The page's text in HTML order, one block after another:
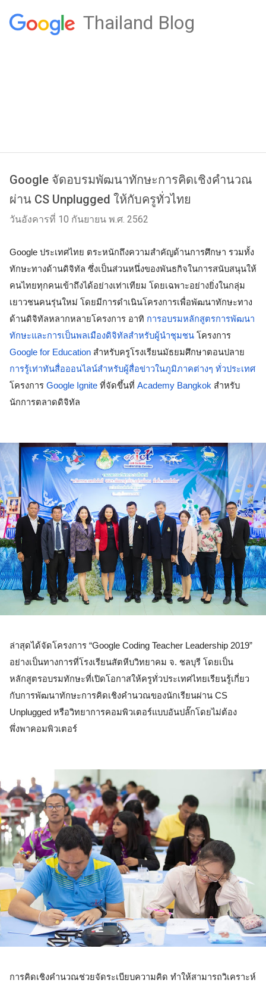
Thailand Blog
Google จัดอบรมพัฒนาทักษะการคิดเชิงคำนวณ
ผ่าน CS Unplugged ให้กับครูทั่วไทย
วันอังคารที่ 10 กันยายน พ.ศ. 2562
Google ประเทศไทย ตระหนักถึงความสำคัญด้านการศึกษา รวมทั้ง
ทักษะทางด้านดิจิทัล ซึ่งเป็นส่วนหนึ่งของพันธกิจในการสนับสนุนให้
คนไทยทุกคนเข้าถึงได้อย่างเท่าเทียม โดยเฉพาะอย่างยิ่งในกลุ่ม
เยาวชนคนรุ่นใหม่ โดยมีการดำเนินโครงการเพื่อพัฒนาทักษะทาง
ด้านดิจิทัลหลากหลายโครงการ อาทิ การอบรมหลักสูตรการพัฒนา
ทักษะและการเป็นพลเมืองดิจิทัลสำหรับผู้นำชุมชน
Google for Education
การรู้เท่าทันสื่อออนไลน์สำหรับผู้สื่อข่าวในภูมิภาคต่างๆ ทั่วประเทศ
โครงการ Google Ignite ที่จัดขึ้นที่ Academy Bangkok สำหรับ
นักการตลาดดิจิทัล
ล่าสุดได้จัดโครงการ “Google Coding Teacher Leadership 2019”
อย่างเป็นทางการที่โรงเรียนสัตหีบวิทยาคม จ. ชลบุรี โดยเป็น
หลักสูตรอบรมทักษะที่เปิดโอกาสให้ครูทั่วประเทศไทยเรียนรู้เกี่ยว
กับการพัฒนาทักษะการคิดเชิงคำนวณของนักเรียนผ่าน CS
Unplugged หรือวิทยาการคอมพิวเตอร์แบบอันปลั๊กโดยไม่ต้อง
พึ่งพาคอมพิวเตอร์
การคิดเชิงคำนวณช่วยจัดระเบียบความคิด ทำให้สามารถวิเคราะห์